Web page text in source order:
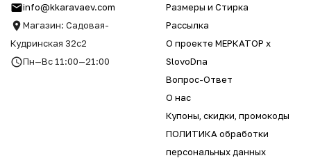
info@kkaravaev.com
Магазин: Садовая-
Кудринская 32с2
Пн—Вс 11:00—21:00
Размеры и Стирка
Рассылка
О проекте МЕРКАТОР x
SlovoDna
Вопрос-Ответ
О нас
Купоны, скидки, промокоды
ПОЛИТИКА обработки
персональных данных